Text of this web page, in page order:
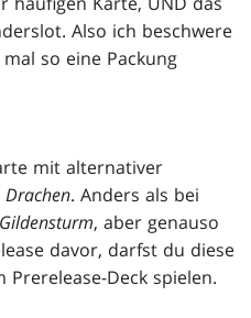
Also ich beschwere
so eine Packung
mit alternativer
. Anders als bei
Gildensturm, aber genauso
davor, darfst du diese
Deck spielen.